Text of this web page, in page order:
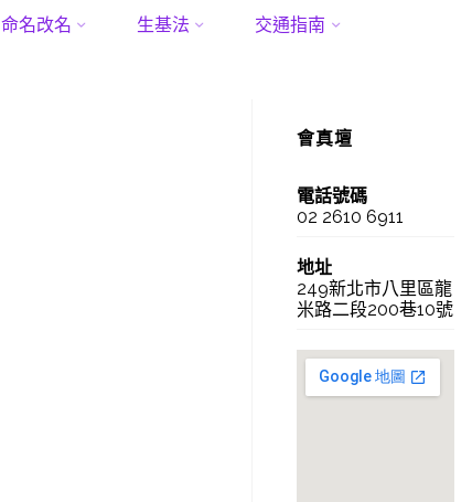
命名改名 生基法 交通指南
會真壇
電話號碼
02 2610 6911
地址
249新北市八里區龍
米路二段200巷10號